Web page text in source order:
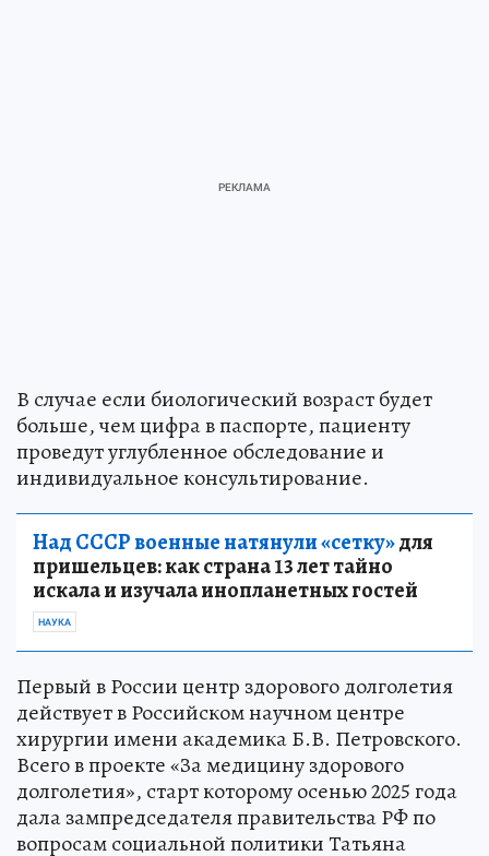
В случае если биологический возраст будет
больше, чем цифра в паспорте, пациенту
проведут углубленное обследование и
индивидуальное консультирование.
Над СССР военные натянули «сетку»для
пришельцев: как страна 13 лет тайно
искала и изучала инопланетных гостей
НАУКА
Первый в России центр здорового долголетия
действует в Российском научном центре
хирургии имени академика Б.В. Петровского.
Всего в проекте «За медицину здорового
долголетия», старт которому осенью 2025 года
дала зампредседателя правительства РФ по
вопросам социальной политики Татьяна